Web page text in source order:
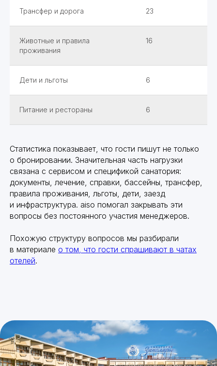
Трансфер и дорога 23
Животные и правила
проживания
16
Дети и льготы 6
Питание и рестораны 6
Статистика показывает, что гости пишут не только
о бронировании. Значительная часть нагрузки
связана с сервисом и спецификой санатория:
документы, лечение, справки, бассейны, трансфер,
правила проживания, льготы, дети, заезд
и инфраструктура. aiso помогал закрывать эти
вопросы без постоянного участия менеджеров.
Похожую структуру вопросов мы разбирали
в материале о том, что гости спрашивают в чатах
отелей.
contact@aiso.team
Возможности
О продукте
Готовые решения
Цены
Контакты
Блог
Блог
О компании
О компании
Цены
Готовые решения
О продукте
Возможности